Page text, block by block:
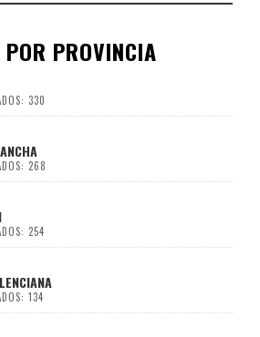
PROVINCIA
330
268
254
134